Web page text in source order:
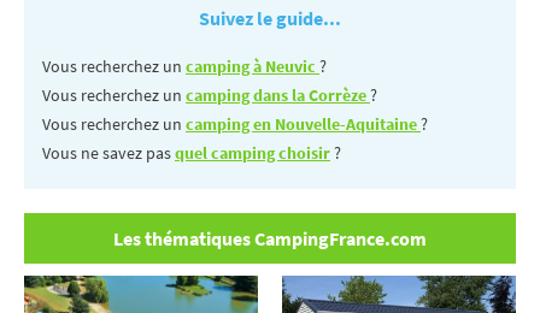
Suivez le guide...
Vous recherchez un camping à Neuvic ?
Vous recherchez un camping dans la Corrèze?
Vous recherchez un camping en Nouvelle-Aquitaine?
Vous ne savez pasquel camping choisir?
Les thématiques CampingFrance.com